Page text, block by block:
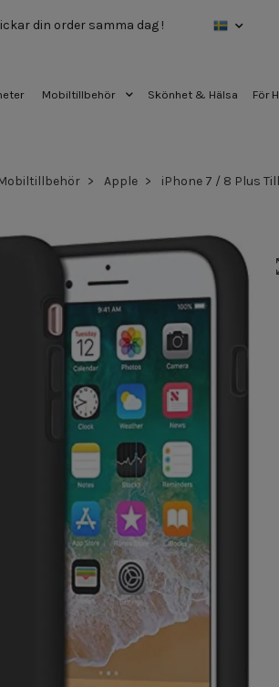
din order samma dag !
Mobiltillbehör Skönhet & Hälsa För
Apple iPhone 7 / 8 Plus